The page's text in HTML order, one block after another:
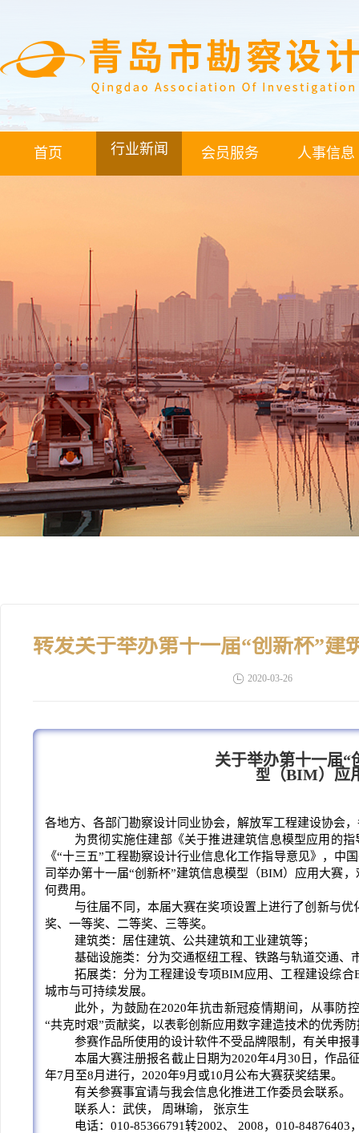
首页 行业新闻 会员服务 人事信息
2020-03-26
关于举办第十一届“
型 （BIM）应
各地方、各部门勘察设计同业协会，解放军工程建设协会
为贯彻实施住建部《关于推进建筑信息模型应用的
《“十三五”工程勘察设计行业信息化工作指导意见》，
司举办第十一届“创新杯”建筑信息模型（BIM）应用大赛
何费用。
与往届不同，本届大赛在奖项设置上进行了创新与
奖、一等奖、二等奖、三等奖。
建筑类：居住建筑、公共建筑和工业建筑等；
基础设施类：分为交通枢纽工程、铁路与轨道交通、
拓展类：分为工程建设专项BIM应用、工程建设综
城市与可持续发展。
此外，为鼓励在2020年抗击新冠疫情期间，从事防
“共克时艰”贡献奖，以表彰创新应用数字建造技术的优秀
参赛作品所使用的设计软件不受品牌限制，有关申报
本届大赛注册报名截止日期为2020年4月30日，作品
年7月至8月进行，2020年9月或10月公布大赛获奖结果。
有关参赛事宜请与我会信息化推进工作委员会联系。
联系人：武侠， 周琳瑜， 张京生
电话：010-85366791转2002、 2008，010-84876403